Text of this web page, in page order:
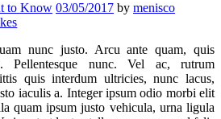
to Know 03/05/2017 by menisco
nunc justo. Arcu ante quam, quis
Pellentesque nunc. Vel ac, rutrum
quis interdum ultricies, nunc lacus,
iaculis a. Integer ipsum odio morbi elit
quam ipsum justo vehicula, urna ligula